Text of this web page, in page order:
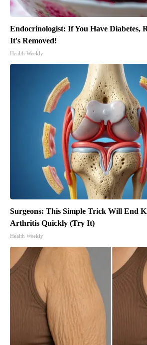
Endocrinologist: If You Have Diabetes,
It's Removed!
Health Weekly
Surgeons: This Simple Trick Will End
Arthritis Quickly (Try It)
Health Weekly